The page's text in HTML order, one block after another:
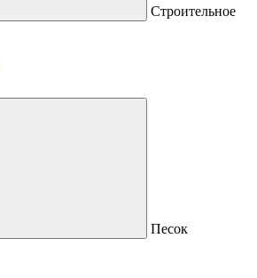
Строительное
Песок